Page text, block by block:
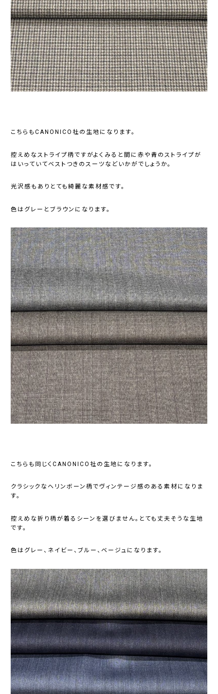
こちらもCANONICO社の生地になります。
控えめなストライプ柄ですがよくみると間に赤や青のストライプが
はいっていてベストつきのスーツなどいかがでしょうか。
光沢感もありとても綺麗な素材感です。
色はグレーとブラウンになります。
こちらも同じくCANONICO社の生地になります。
クラシックなヘリンボーン柄でヴィンテージ感のある素材になりま
す。
控えめな折り柄が着るシーンを選びません。とても丈夫そうな生地
です。
色はグレー、ネイビー、ブルー、ベージュになります。